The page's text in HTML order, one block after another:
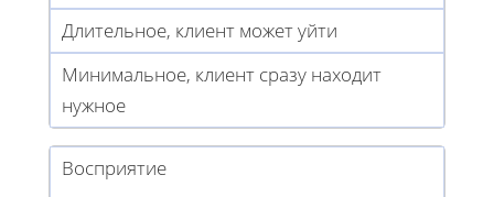
Длительное, клиент может уйти
Минимальное, клиент сразу находит
нужное
Восприятие